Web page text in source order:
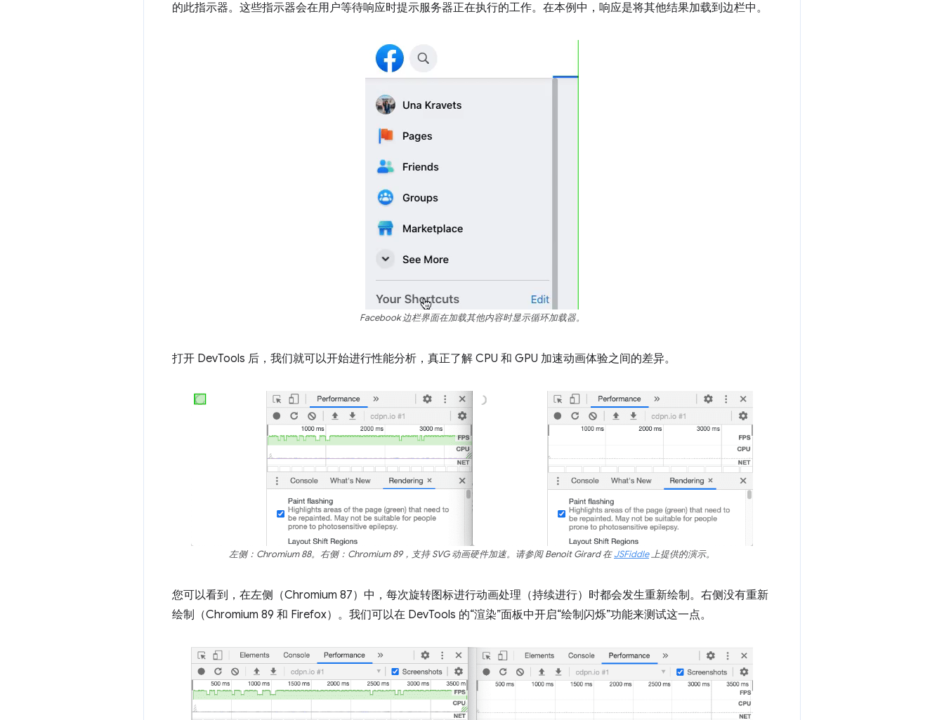
的此指示器。这些指示器会在用户等待响应时提示服务器正在执行的工作。在本例中，响应是将其他结果加载到边栏中。
Facebook 边栏界面在加载其他内容时显示循环加载器。
打开 DevTools 后，我们就可以开始进行性能分析，真正了解 CPU 和 GPU 加速动画体验之间的差异。
左侧：Chromium 88。右侧：Chromium 89，支持 SVG 动画硬件加速。请参阅 Benoit Girard 在JSFiddle上提供的演示。
您可以看到，在左侧（Chromium 87）中，每次旋转图标进行动画处理（持续进行）时都会发生重新绘制。右侧没有重新
绘制（Chromium 89 和 Firefox）。我们可以在 DevTools 的“渲染”面板中开启“绘制闪烁”功能来测试这一点。